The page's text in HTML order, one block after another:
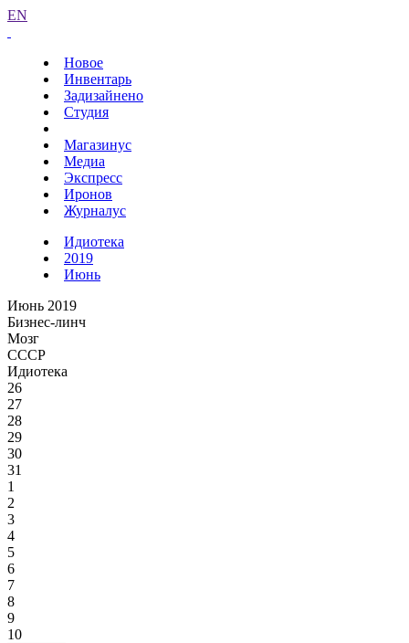
EN
Новое
Инвентарь
Задизайнено
Студия
Магазинус
Медиа
Экспресс
Иронов
Журналус
Идиотека
2019
Июнь
Июнь 2019
Бизнес-линч
Мозг
СССР
Идиотека
26
27
28
29
30
31
1
2
3
4
5
6
7
8
9
10